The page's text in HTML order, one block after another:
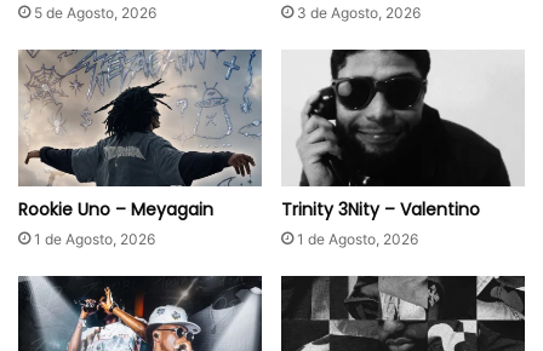
5 de Agosto, 2026 3 de Agosto, 2026
Rookie Uno – Meyagain
1 de Agosto, 2026
Trinity 3Nity – Valentino
1 de Agosto, 2026